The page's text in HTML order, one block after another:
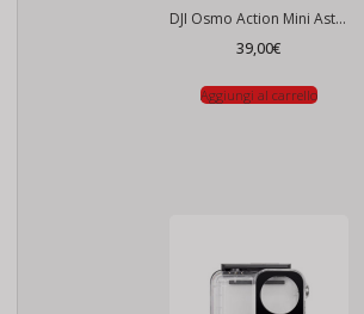
DJI Osmo Action Mini Asta Estensibile
39,00€
Aggiungi al carrello